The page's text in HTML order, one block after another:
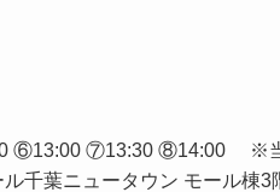
⑥13:00 ⑦13:30 ⑧14:00 ※
ル千葉ニュータウン モール棟3